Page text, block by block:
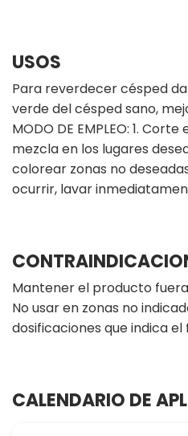
USOS
Para reverdecer césped
verde del césped sano,
MODO DE EMPLEO: 1.
mezcla en los lugares
colorear zonas no
ocurrir, lavar
Mantener el producto
No usar en zonas no
dosificaciones que indica
CALENDARIO DE